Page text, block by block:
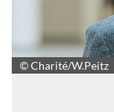
© Charité/W.Peitz